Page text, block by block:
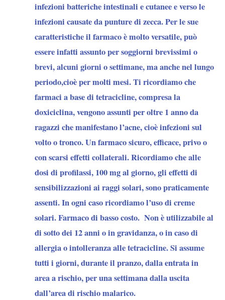
e
Sucre.
C’è
rischio
moderato
nello
Stato
di
Zulia.
C’è
basso
rischio
negli
stati
di
Anzoátegui
e
Monagas.
Il
rischio
infezioni batteriche intestinali e cutanee e verso le
infezioni causate da punture di zecca. Per le sue
caratteristiche il farmaco è molto versatile, può
essere infatti assunto per soggiorni brevissimi o
brevi, alcuni giorni o settimane, ma anche nel lungo
periodo,cioè per molti mesi. Ti ricordiamo che
farmaci a base di tetracicline, compresa la
doxiciclina, vengono assunti per oltre 1 anno da
ragazzi che manifestano l’acne, cioè infezioni sul
volto o tronco. Un farmaco sicuro, efficace, privo o
con scarsi effetti collaterali. Ricordiamo che alle
dosi di profilassi, 100 mg al giorno, gli effetti di
sensibilizzazioni ai raggi solari, sono praticamente
assenti. In ogni caso ricordiamo l’uso di creme
solari. Farmaco di basso costo. Non è utilizzabile al
di sotto dei 12 anni o in gravidanza, o in caso di
allergia o intolleranza alle tetracicline. Si assume
tutti i giorni, durante il pranzo, dalla entrata in
area a rischio, per una settimana dalla uscita
dall’area di rischio malarico.